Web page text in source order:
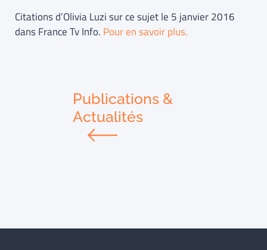
Citations d’Olivia Luzi sur ce sujet le 5 janvier 2016
dans France Tv Info. Pour en savoir plus.
Publications &
Actualités